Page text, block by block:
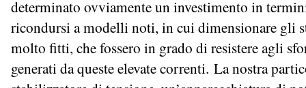
determinato ovviamente un investimento in
ricondursi a modelli noti, in cui dimensionare gli
molto fitti, che fossero in grado di resistere agli
generati da queste elevate correnti. La nostra